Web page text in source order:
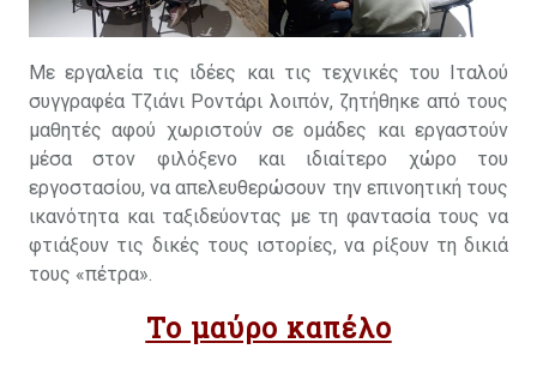
Με εργαλεία τις ιδέες και τις τεχνικές του Ιταλού
συγγραφέα Τζιάνι Ροντάρι λοιπόν, ζητήθηκε από τους
μαθητές αφού χωριστούν σε ομάδες και εργαστούν
μέσα στον φιλόξενο και ιδιαίτερο χώρο του
εργοστασίου, να απελευθερώσουν την επινοητική τους
ικανότητα και ταξιδεύοντας με τη φαντασία τους να
φτιάξουν τις δικές τους ιστορίες, να ρίξουν τη δικιά
τους «πέτρα».
Το μαύρο καπέλο